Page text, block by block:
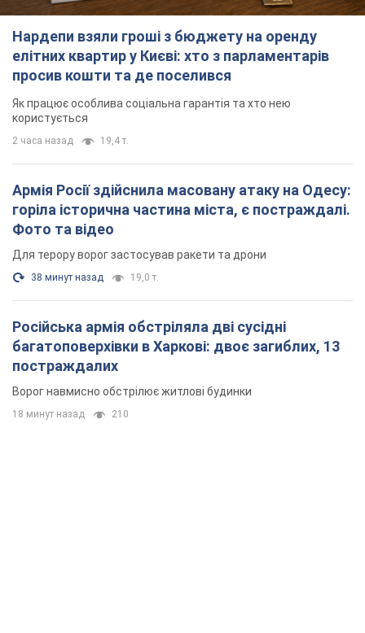
Нардепи взяли гроші з бюджету на оренду
елітних квартир у Києві: хто з парламентарів
просив кошти та де поселився
Як працює особлива соціальна гарантія та хто нею
користується
2 часа назад 19,4 т.
Армія Росії здійснила масовану атаку на Одесу:
горіла історична частина міста, є постраждалі.
Фото та відео
Для терору ворог застосував ракети та дрони
38 минут назад 19,0 т.
Російська армія обстріляла дві сусідні
багатоповерхівки в Харкові: двоє загиблих, 13
постраждалих
Ворог навмисно обстрілює житлові будинки
18 минут назад 210